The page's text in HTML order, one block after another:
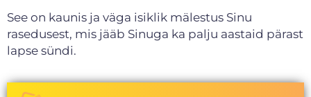
See on kaunis ja väga isiklik mälestus Sinu
rasedusest, mis jääb Sinuga ka palju aastaid pärast
lapse sündi.